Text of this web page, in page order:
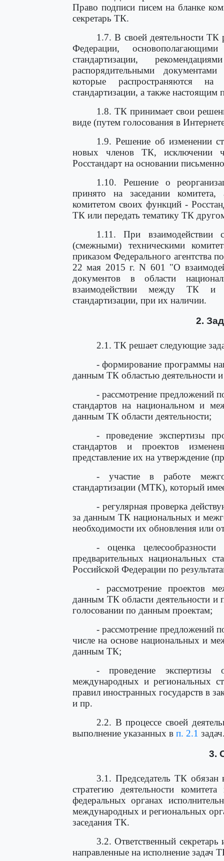
Право подписи писем на бланке
секретарь ТК.
1.7. В своей деятельности ТК
Федерации,
стандартизации,
распорядительными
которые распространяются на
стандартизации, а также настоящим
1.8. ТК принимает свои
виде (путем голосования в
1.9. Решение об изменении
новых членов ТК, исключении
Росстандарт на основании
1.10. Решение о
принято на заседании комитета,
комитетом своих функций -
ТК или передать тематику ТК
1.11. При взаимодействии
(смежными) техническими
приказом Федерального агентства
22 мая 2015 г. N 601 "О
документов в области
взаимодействии между ТК и
стандартизации, при их наличии.
2.
2.1. ТК решает следующие
- формирование программы
данным ТК областью деятельности
- рассмотрение предложений
стандартов на национальном и
данным ТК области деятельности;
- проведение экспертизы
стандартов и проектов
представление их на утверждение
- участие в работе
стандартизации (МТК), который
- регулярная проверка
за данным ТК национальных и
необходимости их обновления или
- оценка
предварительных национальных
Российской Федерации по
- рассмотрение проектов
данным ТК области деятельности и
голосовании по данным проектам;
- рассмотрение предложений
числе на основе национальных и
данным ТК;
- проведение экспертизы
международных и региональных
правил иностранных государств в
и пр.
2.2. В процессе своей
выполнение указанных в п. 2.1
3.
3.1. Председатель ТК
стратегию деятельности
федеральных органах
международных и региональных
заседания ТК.
3.2. Ответственный
направленные на исполнение задач